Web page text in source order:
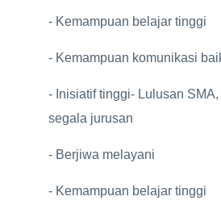
- Kemampuan belajar tinggi
- Kemampuan komunikasi
- Inisiatif tinggi- Lulusan
segala jurusan
- Berjiwa melayani
- Kemampuan belajar tinggi